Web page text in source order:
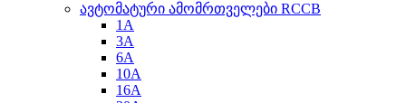
ავტომატური ამომრთველები RCCB
1A
3A
6A
10A
16A